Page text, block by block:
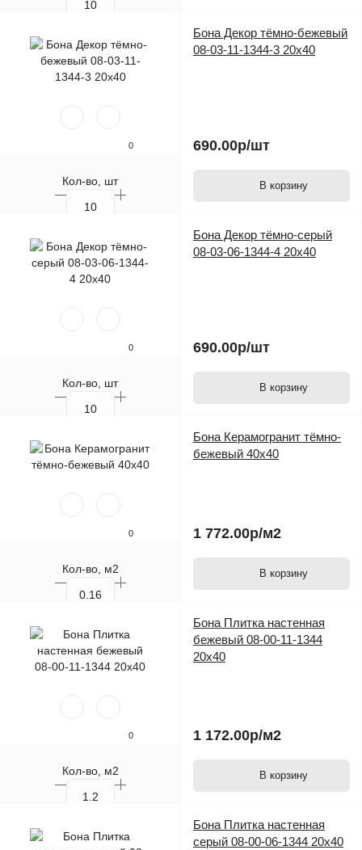
0
Кол-во, шт
Бона Декор тёмно-бежевый
08-03-11-1344-3 20х40
690.00р/шт
В корзину
0
Кол-во, шт
Бона Декор тёмно-серый
08-03-06-1344-4 20х40
690.00р/шт
В корзину
0
Кол-во, м2
Бона Керамогранит тёмно-
бежевый 40х40
1 772.00р/м2
В корзину
0
Кол-во, м2
Бона Плитка настенная
бежевый 08-00-11-1344
20х40
1 172.00р/м2
В корзину
Бона Плитка настенная
серый 08-00-06-1344 20х40